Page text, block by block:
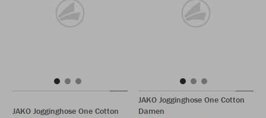
JAKO Jogginghose One Cotton
JAKO Jogginghose One Cotton
Damen